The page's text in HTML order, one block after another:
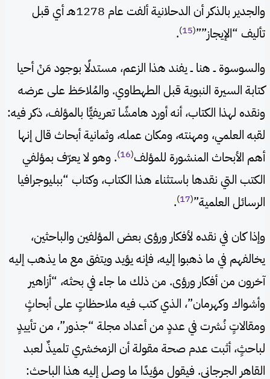
والجدير بالذكر أن الدحلانية ألفت عام 1278هـ أي قبل
تأليف “الإيجاز””(
15
)
.
والسوسوة ــ هنا ــ يفند هذا الزعم، مستدلًا بوجود مَنْ أحيا
كتابة السيرة النبوية قبل الطهطاوي. والمُلاحَظ على عرضه
ونقده لهذا الكتاب، أنه أورد هامشًا تعريفيًّا بالمؤلف، ذكر فيه:
لقبه العلمي، ومهنته، ومكان عمله، وثمانية أبحاث قال إنها
أهم الأبحاث المنشورة للمؤلف(
16
). وهو لا يعرّف بمؤلفي
الكتب التي نقدها باستثناء هذا الكتاب، وكتاب “ببليوجرافيا
الرسائل العلمية”(
17
)
.
وإذا كان في نقده لأفكار ورؤى بعض المؤلفين والباحثين،
يخالفهم في ما ذهبوا إليه، فإنه يؤيد ويتفق مع ما يذهب إليه
آخرون من أفكار ورؤى. من ذلك ما جاء في بحثه، “أزاهير
وأشواك وكهرمان”، الذي كتب فيه ملاحظاتٍ على أبحاثٍ
ومقالاتٍ نُشرت في عددٍ من أعداد مجلة “جذور”، من تأييدٍ
لباحثٍ، أثبت عدم صحة مقولة أن الزمخشري تلميذٌ لعبد
القاهر الجرجاني. فيقول مؤيدًا ما وصل إليه هذا الباحث: